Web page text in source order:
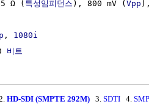
Ω (
특성임피던스 ), 800 mV (Vpp
, 1080i
비트
HD-SDI (SMPTE 292M) 3. SDTI 4.